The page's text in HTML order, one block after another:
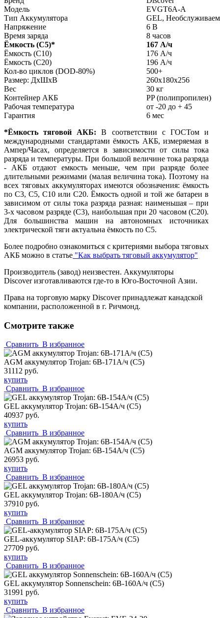
Модель
EVGT6A-A
Тип Аккумулятора
GEL,
Напряжение
6 В
Время заряда
8 часов
Ёмкость (С5)*
167 А/ч
Ёмкость (С10)
176 А/ч
Ёмкость (С20)
196 А/ч
Кол-во циклов (DOD-80%)
500+
Размер: ДхШхВ
260x180x256
Вес
30 кг
Контейнер АКБ
PP (полипропилен)
Рабочая температура
от -20 до + 45
Гарантия
6 мес
*Ёмкость тяговой АКБ:В соответствии с ГОСТом и
международными стандартами ёмкость АКБ, измеряемая в
Ампер/Часах, определяется в зависимости от силы тока
разряда и температуры. При большой величине тока разряда
- АКБ отдают емкость меньше, чем при разряде более
длительными режимами (малая величина тока). Поэтому на
всех тяговых аккумуляторах имеются обозначения: ёмкость
по С3, С5, С10 или С20. Ёмкость одной и той же батареи в
зависимом от силы тока разряда разная: наименьшая – при
3-х часовом разряде (С3), наибольшая при 20 часовом (С20).
Для большинства машин на автономных источниках
электрической тяги актуальна ёмкость по С5.
Более подробно ознакомиться с критериями выбора тяговых
АКБ можно в статье "Как выбрать тяговый аккумулятор"
Производитель (завод) неизвестен. Аккумуляторы
Discover изготавливаются где-то в Юго-Восточной Азии.
Права на торговую марку Discover принадлежат канадской
компании, расположенной в г. Ричмонд.
Смотрите также
Сравнить В избранное
AGM аккумулятор Trojan: 6В-171А/ч (С5)
31112 руб.
купить
Сравнить В избранное
GEL аккумулятор Trojan: 6В-154А/ч (С5)
40937 руб.
купить
Сравнить В избранное
AGM аккумулятор Trojan: 6В-154А/ч (С5)
26953 руб.
купить
Сравнить В избранное
GEL аккумулятор Trojan: 6В-180А/ч (С5)
37910 руб.
купить
Сравнить В избранное
GEL-аккумулятор SIAP: 6В-175А/ч (С5)
27709 руб.
купить
Сравнить В избранное
GEL аккумулятор Sonnenschein: 6В-160А/ч (С5)
31991 руб.
купить
Сравнить В избранное